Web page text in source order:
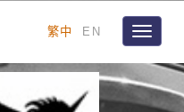
繁中 EN
Toggle